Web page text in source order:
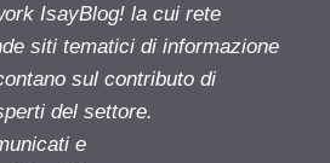
IsayBlog! la cui rete
siti tematici di informazione
sul contributo di
del settore.
e